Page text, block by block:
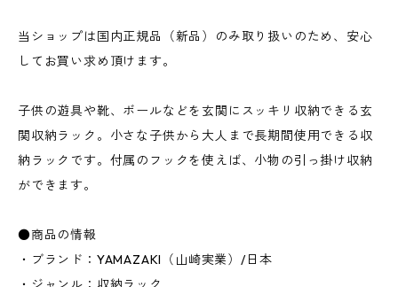
当ショップは国内正規品（新品）のみ取り扱いのため、安心
してお買い求め頂けます。
子供の遊具や靴、ボールなどを玄関にスッキリ収納できる玄
関収納ラック。小さな子供から大人まで長期間使用できる収
納ラックです。付属のフックを使えば、小物の引っ掛け収納
ができます。
●商品の情報
・ブランド：YAMAZAKI（山崎実業）/日本